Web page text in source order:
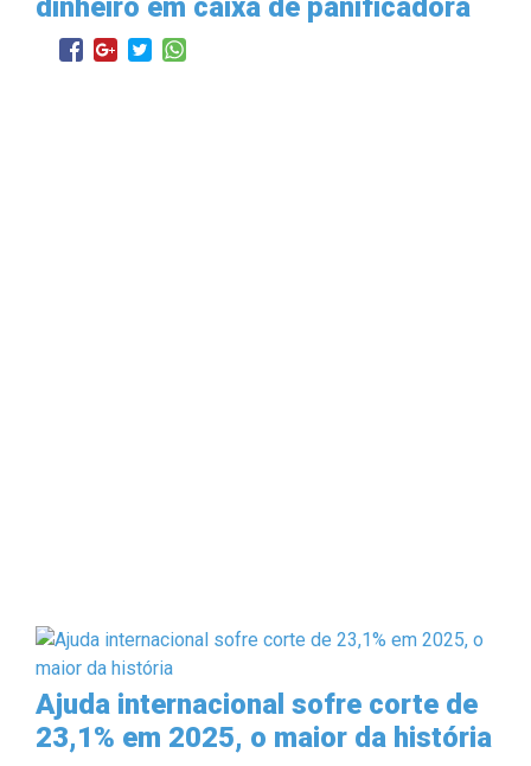
dinheiro em caixa de panificadora
Ajuda internacional sofre corte de
23,1% em 2025, o maior da história